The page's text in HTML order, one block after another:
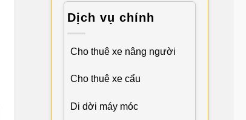
Dịch vụ chính
Cho thuê xe nâng người
Cho thuê xe cẩu
Di dời máy móc